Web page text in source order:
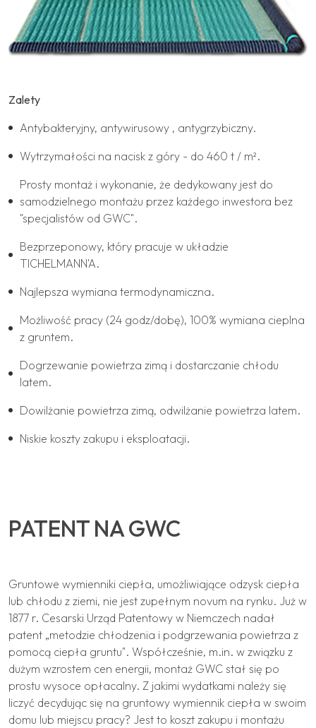
Zalety
Antybakteryjny, antywirusowy , antygrzybiczny.
Wytrzymałości na nacisk z góry - do 460 t / m².
Prosty montaż i wykonanie, że dedykowany jest do
samodzielnego montażu przez każdego inwestora bez
"specjalistów od GWC".
Bezprzeponowy, który pracuje w układzie
TICHELMANN'A.
Najlepsza wymiana termodynamiczna.
Możliwość pracy (24 godz/dobę), 100% wymiana cieplna
z gruntem.
Dogrzewanie powietrza zimą i dostarczanie chłodu
latem.
Dowilżanie powietrza zimą, odwilżanie powietrza latem.
Niskie koszty zakupu i eksploatacji.
PATENT NA GWC
Gruntowe wymienniki ciepła, umożliwiające odzysk ciepła
lub chłodu z ziemi, nie jest zupełnym novum na rynku. Już w
1877 r. Cesarski Urząd Patentowy w Niemczech nadał
patent „metodzie chłodzenia i podgrzewania powietrza z
pomocą ciepła gruntu". Współcześnie, m.in. w związku z
dużym wzrostem cen energii, montaż GWC stał się po
prostu wysoce opłacalny. Z jakimi wydatkami należy się
liczyć decydując się na gruntowy wymiennik ciepła w swoim
domu lub miejscu pracy? Jest to koszt zakupu i montażu